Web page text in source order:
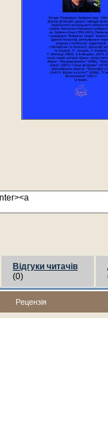
Відгуки читачів
(0)
Рецензія